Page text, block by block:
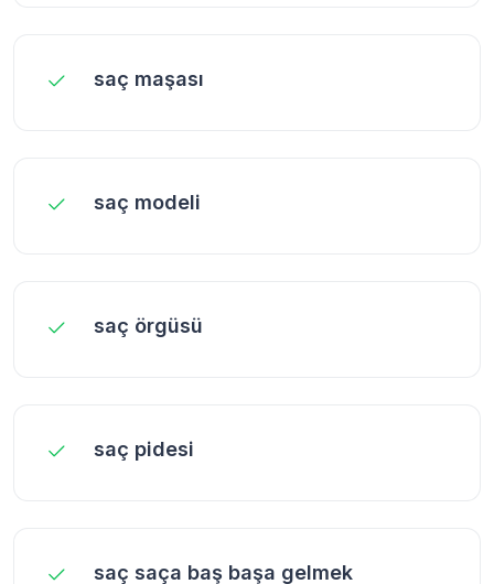
saç maşası
saç modeli
saç örgüsü
saç pidesi
saç saça baş başa gelmek